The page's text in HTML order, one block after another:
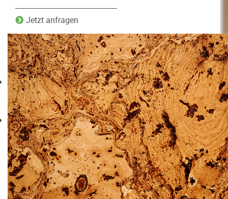
Jetzt anfragen